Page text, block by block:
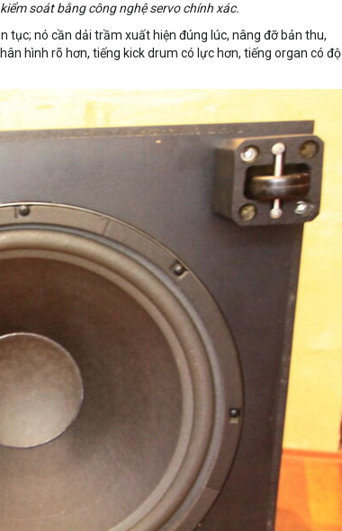
soát bằng công nghệ servo chính xác.
tục; nó cần dải trầm xuất hiện đúng lúc, nâng đỡ bản thu,
hình rõ hơn, tiếng kick drum có lực hơn, tiếng organ có độ